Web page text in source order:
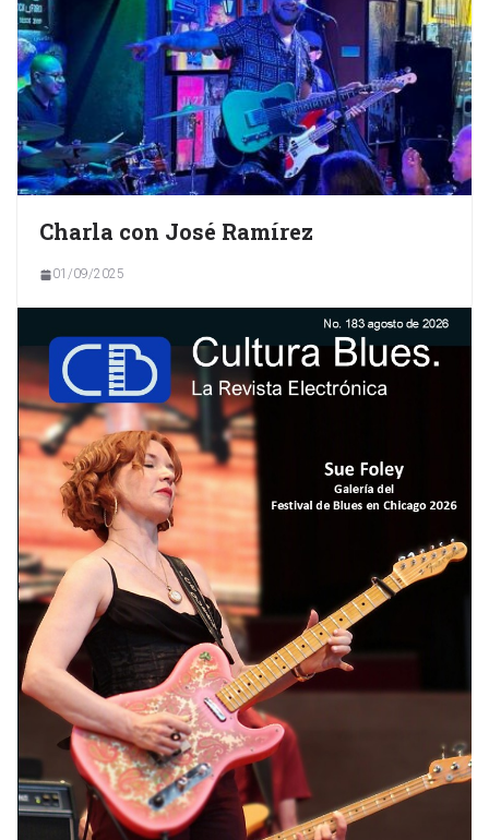
Charla con José Ramírez
01/09/2025